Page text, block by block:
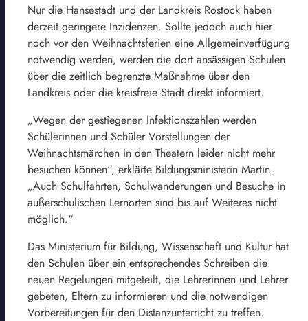
Nur die Hansestadt und der Landkreis Rostock haben
derzeit geringere Inzidenzen. Sollte jedoch auch hier
noch vor den Weihnachtsferien eine Allgemeinverfügung
notwendig werden, werden die dort ansässigen Schulen
über die zeitlich begrenzte Maßnahme über den
Landkreis oder die kreisfreie Stadt direkt informiert.
„Wegen der gestiegenen Infektionszahlen werden
Schülerinnen und Schüler Vorstellungen der
Weihnachtsmärchen in den Theatern leider nicht mehr
besuchen können“, erklärte Bildungsministerin Martin.
„Auch Schulfahrten, Schulwanderungen und Besuche in
außerschulischen Lernorten sind bis auf Weiteres nicht
möglich.“
Das Ministerium für Bildung, Wissenschaft und Kultur hat
den Schulen über ein entsprechendes Schreiben die
neuen Regelungen mitgeteilt, die Lehrerinnen und Lehrer
gebeten, Eltern zu informieren und die notwendigen
Vorbereitungen für den Distanzunterricht zu treffen.